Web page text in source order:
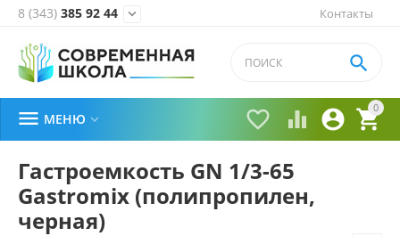
Контакты
8 (343) 385 92 44 
0


 

 МЕНЮ 
Гастроемкость GN 1/3-65
Gastromix (полипропилен,
черная)